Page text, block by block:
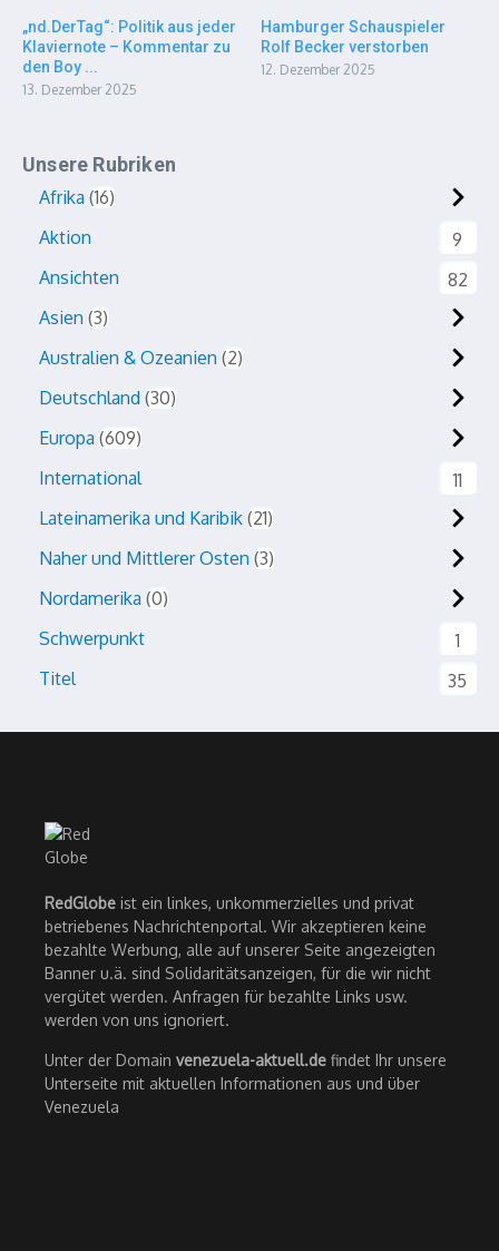
„nd.DerTag“: Politik aus jeder
Klaviernote – Kommentar zu
den Boy ...
13. Dezember 2025
Hamburger Schauspieler
Rolf Becker verstorben
12. Dezember 2025
Unsere Rubriken
Afrika 16
Aktion
9
Ansichten
82
Asien 3
Australien & Ozeanien 2
Deutschland 30
Europa 609
International
11
Lateinamerika und Karibik 21
Naher und Mittlerer Osten 3
Nordamerika 0
Schwerpunkt
1
Titel
35
RedGlobe ist ein linkes, unkommerzielles und privat
betriebenes Nachrichtenportal. Wir akzeptieren keine
bezahlte Werbung, alle auf unserer Seite angezeigten
Banner u.ä. sind Solidaritätsanzeigen, für die wir nicht
vergütet werden. Anfragen für bezahlte Links usw.
werden von uns ignoriert.
Unter der Domain venezuela-aktuell.de findet Ihr unsere
Unterseite mit aktuellen Informationen aus und über
Venezuela